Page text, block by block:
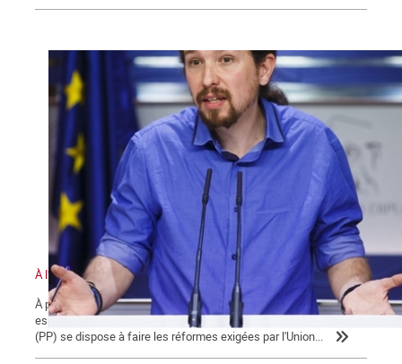
À l’épreuve du pacte P.P – P.S.O.E
À peine investi, grâce à l'appui du Partido socialista obrero
español (PSOE), le gouvernement minoritaire du Partido Popular
(PP) se dispose à faire les réformes exigées par l'Union...